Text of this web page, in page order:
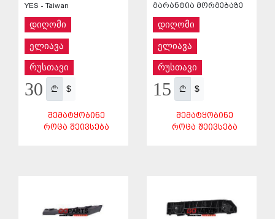
YES - Taiwan
დიღომი
ელიავა
რუსთავი
30 $
ᲨᲔᲛᲐᲢᲧᲝᲑᲘᲜᲔ
ᲠᲝᲪᲐ ᲨᲔᲘᲕᲡᲔᲑᲐ
გარანტია მორგებაზე
დიღომი
ელიავა
რუსთავი
15 $
ᲨᲔᲛᲐᲢᲧᲝᲑᲘᲜᲔ
ᲠᲝᲪᲐ ᲨᲔᲘᲕᲡᲔᲑᲐ